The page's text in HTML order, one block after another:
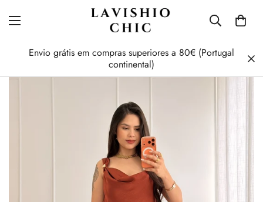
Envio grátis em compras superiores a 80€ (Portugal
continental)